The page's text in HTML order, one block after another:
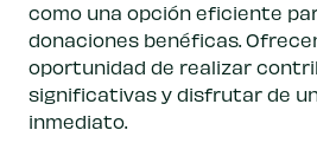
como una opción eficiente
donaciones benéficas.
oportunidad de realizar
significativas y disfrutar de
inmediato.